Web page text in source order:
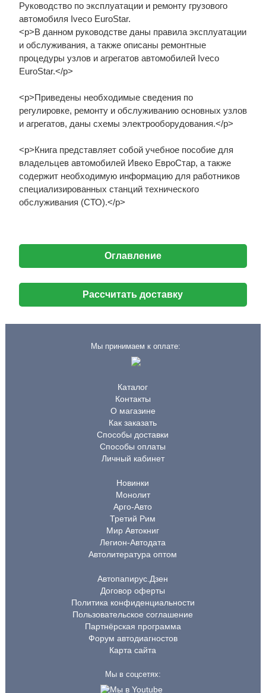
Руководство по эксплуатации и ремонту грузового
автомобиля Iveco EuroStar.
<p>В данном руководстве даны правила эксплуатации
и обслуживания, а также описаны ремонтные
процедуры узлов и агрегатов автомобилей Iveco
EuroStar.</p>
<p>Приведены необходимые сведения по
регулировке, ремонту и обслуживанию основных узлов
и агрегатов, даны схемы электрооборудования.</p>
<p>Книга представляет собой учебное пособие для
владельцев автомобилей Ивеко ЕвроСтар, а также
содержит необходимую информацию для работников
специализированных станций технического
обслуживания (СТО).</p>
Оглавление
Рассчитать доставку
Мы принимаем к оплате:
Каталог
Контакты
О магазине
Как заказать
Способы доставки
Способы оплаты
Личный кабинет
Новинки
Монолит
Арго-Авто
Третий Рим
Мир Автокниг
Легион-Автодата
Автолитература оптом
Автопапирус.Дзен
Договор оферты
Политика конфиденциальности
Пользовательское соглашение
Партнёрская программа
Форум автодиагностов
Карта сайта
Мы в соцсетях: